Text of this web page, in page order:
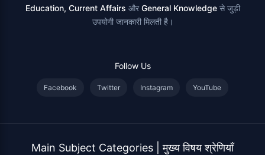
Education, Current Affairs और General Knowledgeसे जुड़ी
उपयोगी जानकारी मिलती है।
Follow Us
Facebook Twitter Instagram YouTube
Main Subject Categories | मुख्य विषय श्रेणियाँ